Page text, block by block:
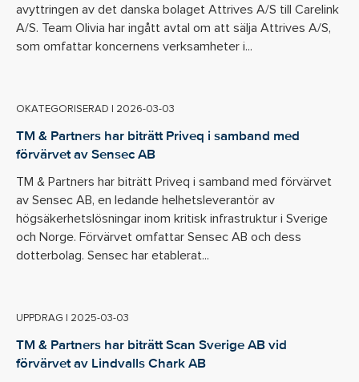
avyttringen av det danska bolaget Attrives A/S till Carelink
A/S. Team Olivia har ingått avtal om att sälja Attrives A/S,
som omfattar koncernens verksamheter i...
OKATEGORISERAD | 2026-03-03
TM & Partners har biträtt Priveq i samband med
förvärvet av Sensec AB
TM & Partners har biträtt Priveq i samband med förvärvet
av Sensec AB, en ledande helhetsleverantör av
högsäkerhetslösningar inom kritisk infrastruktur i Sverige
och Norge. Förvärvet omfattar Sensec AB och dess
dotterbolag. Sensec har etablerat...
UPPDRAG | 2025-03-03
TM & Partners har biträtt Scan Sverige AB vid
förvärvet av Lindvalls Chark AB